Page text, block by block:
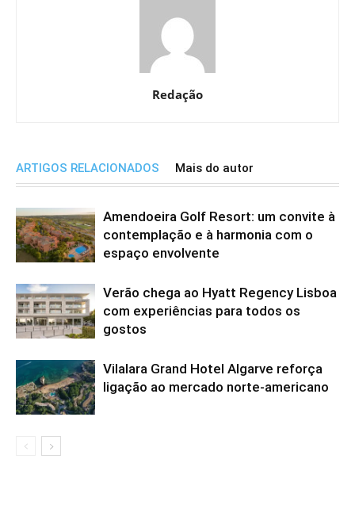
Redação
ARTIGOS RELACIONADOS Mais do autor
Amendoeira Golf Resort: um convite à
contemplação e à harmonia com o
espaço envolvente
Verão chega ao Hyatt Regency Lisboa
com experiências para todos os
gostos
Vilalara Grand Hotel Algarve reforça
ligação ao mercado norte-americano